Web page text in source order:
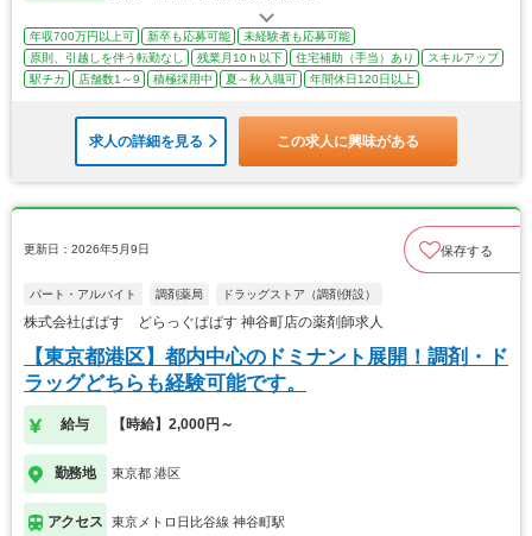
年収700万円以上可 新卒も応募可能
未経験者も応募可能
原則、引越しを伴う転勤なし
残業月10ｈ以下 住宅補助（手当）あり
スキルアップ
駅チカ
店舗数1～9 積極採用中 夏～秋入職可 年間休日120日以上
求人の詳細を見る この求人に興味がある
更新日：2026年5月9日 保存する
パート・アルバイト 調剤薬局 ドラッグストア（調剤併設）
株式会社ぱぱす どらっぐぱぱす 神谷町店の薬剤師求人
【東京都港区】都内中心のドミナント展開！調剤・ド
ラッグどちらも経験可能です。
給与 【時給】2,000円～
勤務地 東京都 港区
アクセス 東京メトロ日比谷線 神谷町駅